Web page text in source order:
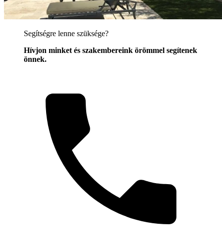
Segítségre lenne szüksége?
Hívjon minket és szakembereink örömmel segítenek
önnek.